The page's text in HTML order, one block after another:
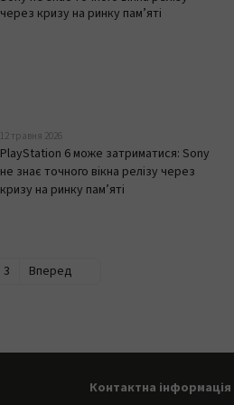
12 травня 2026
PlayStation 6 може затриматися: Sony
не знає точного вікна релізу через
кризу на ринку пам’яті
3 Вперед
Контактна інформація